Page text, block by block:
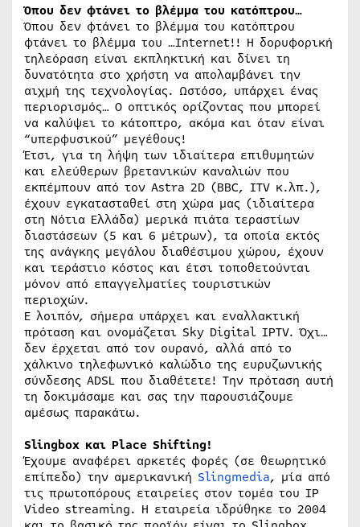
Όπου δεν φτάνει το βλέμμα του κατόπτρου…
Όπου δεν φτάνει το βλέμμα του κατόπτρου
φτάνει το βλέμμα του …Internet!! Η δορυφορική
τηλεόραση είναι εκπληκτική και δίνει τη
δυνατότητα στο χρήστη να απολαμβάνει την
αιχμή της τεχνολογίας. Ωστόσο, υπάρχει ένας
περιορισμός… Ο οπτικός ορίζοντας που μπορεί
να καλύψει το κάτοπτρο, ακόμα και όταν είναι
“υπερφυσικού” μεγέθους!
Έτσι, για τη λήψη των ιδιαίτερα επιθυμητών
και ελεύθερων βρετανικών καναλιών που
εκπέμπουν από τον Astra 2D (BBC, ITV κ.λπ.),
έχουν εγκατασταθεί στη χώρα μας (ιδιαίτερα
στη Νότια Ελλάδα) μερικά πιάτα τεραστίων
διαστάσεων (5 και 6 μέτρων), τα οποία εκτός
της ανάγκης μεγάλου διαθέσιμου χώρου, έχουν
και τεράστιο κόστος και έτσι τοποθετούνται
μόνον από επαγγελματίες τουριστικών
περιοχών.
Ε λοιπόν, σήμερα υπάρχει και εναλλακτική
πρόταση και ονομάζεται Sky Digital IPTV. Όχι…
δεν έρχεται από τον ουρανό, αλλά από το
χάλκινο τηλεφωνικό καλώδιο της ευρυζωνικής
σύνδεσης ADSL που διαθέτετε! Την πρόταση αυτή
τη δοκιμάσαμε και σας την παρουσιάζουμε
αμέσως παρακάτω.
Slingbox και Place Shifting!
Έχουμε αναφέρει αρκετές φορές (σε θεωρητικό
επίπεδο) την αμερικανική Slingmedia, μία από
τις πρωτοπόρους εταιρείες στον τομέα του IP
Video streaming. H εταιρεία ιδρύθηκε το 2004